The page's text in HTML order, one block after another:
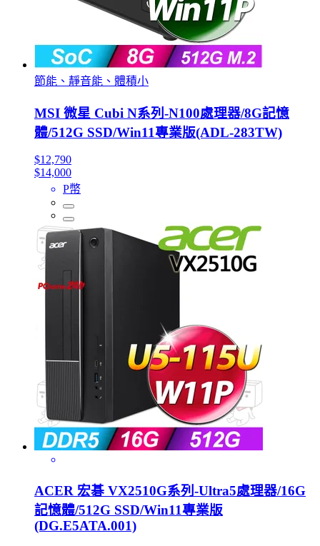
節能、靜音能、體積小
MSI 微星 Cubi N系列-N100處理器/8G記憶
體/512G SSD/Win11專業版(ADL-283TW)
$12,790
$14,000
P幣
ACER 宏碁 VX2510G系列-Ultra5處理器/16G
記憶體/512G SSD/Win11專業版
(DG.E5ATA.001)